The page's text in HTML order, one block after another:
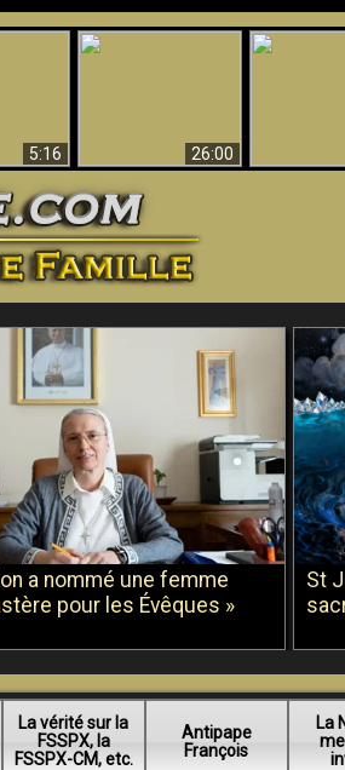
5:16
26:00
a nommé une femme
pour les Évêques »
St
La vérité sur la
FSSPX, la
FSSPX-CM, etc.
Antipape
François
La